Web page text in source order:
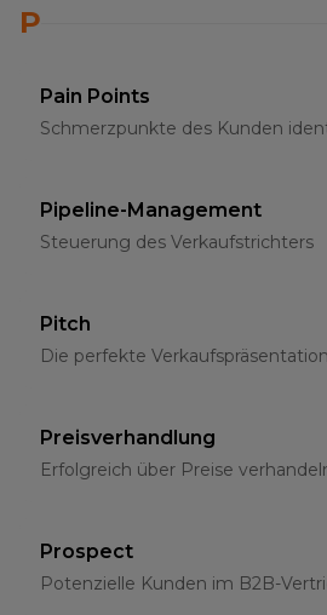
P
Pain Points
Schmerzpunkte des Kunden
Pipeline-Management
Steuerung des Verkaufstrichters
Pitch
Die perfekte Verkaufspräsentation
Preisverhandlung
Erfolgreich über Preise
Prospect
Potenzielle Kunden im B2B-